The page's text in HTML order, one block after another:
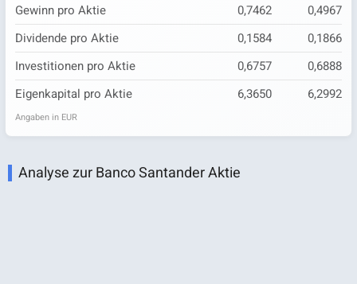
Gewinn pro Aktie
0,7462
0,4967
Dividende pro Aktie
0,1584
0,1866
Investitionen pro Aktie
0,6757
0,6888
Eigenkapital pro Aktie
6,3650 6,2992
Angaben in EUR
Analyse zur Banco Santander Aktie